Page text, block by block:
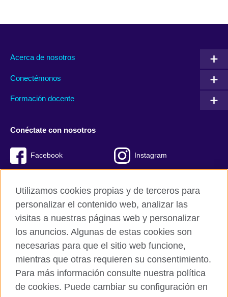
Acerca de nosotros
Conectémonos
Formación docente
Conéctate con nosotros
Facebook Instagram
British Council global
Políticas de privacidad y condiciones de uso
Utilizamos cookies propias y de terceros para
personalizar el contenido web, analizar las
visitas a nuestras páginas web y personalizar
los anuncios. Algunas de estas cookies son
necesarias para que el sitio web funcione,
mientras que otras requieren su consentimiento.
Para más información consulte nuestra política
de cookies. Puede cambiar su configuración en